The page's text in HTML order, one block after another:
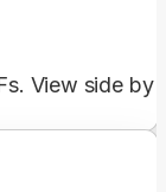
View side by